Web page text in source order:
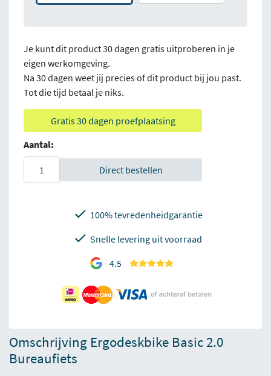
Je kunt dit product 30 dagen gratis uitproberen in je
eigen werkomgeving.
Na 30 dagen weet jij precies of dit product bij jou past.
Tot die tijd betaal je niks.
Gratis 30 dagen proefplaatsing
Aantal:
Direct bestellen
100% tevredenheidgarantie
Snelle levering uit voorraad
4.5
Omschrijving Ergodeskbike Basic 2.0
Bureaufiets